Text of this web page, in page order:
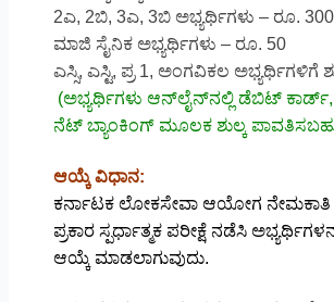
2ಎ, 2ಬಿ, 3ಎ, 3ಬಿ ಅಭ್ಯರ್ಥಿಗಳು – ರೂ. 300
ಮಾಜಿ ಸೈನಿಕ ಅಭ್ಯರ್ಥಿಗಳು – ರೂ. 50
ಎಸ್ಸಿ, ಎಸ್ಟಿ, ಪ್ರ 1, ಅಂಗವಿಕಲ ಅಭ್ಯರ್ಥಿಗಳಿಗೆ
(ಅಭ್ಯರ್ಥಿಗಳು ಆನ್‌ಲೈನ್‌ನಲ್ಲಿ ಡೆಬಿಟ್ ಕಾರ್ಡ್,
ನೆಟ್ ಬ್ಯಾಂಕಿಂಗ್ ಮೂಲಕ ಶುಲ್ಕ
ಆಯ್ಕೆ ವಿಧಾನ:
ಕರ್ನಾಟಕ ಲೋಕಸೇವಾ ಆಯೋಗ
ಪ್ರಕಾರ ಸ್ಪರ್ಧಾತ್ಮಕ ಪರೀಕ್ಷೆ ನಡೆಸಿ
ಆಯ್ಕೆ ಮಾಡಲಾಗುವುದು.